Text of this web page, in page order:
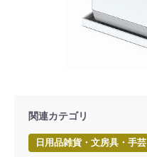
関連カテゴリ
日用品雑貨・文房具・手芸